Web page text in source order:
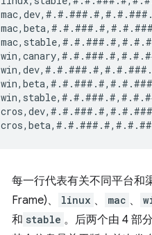
每一行代表有关不同平台和
Frame)、
linux 、 mac 、
和 stable 。后两个由 4 部